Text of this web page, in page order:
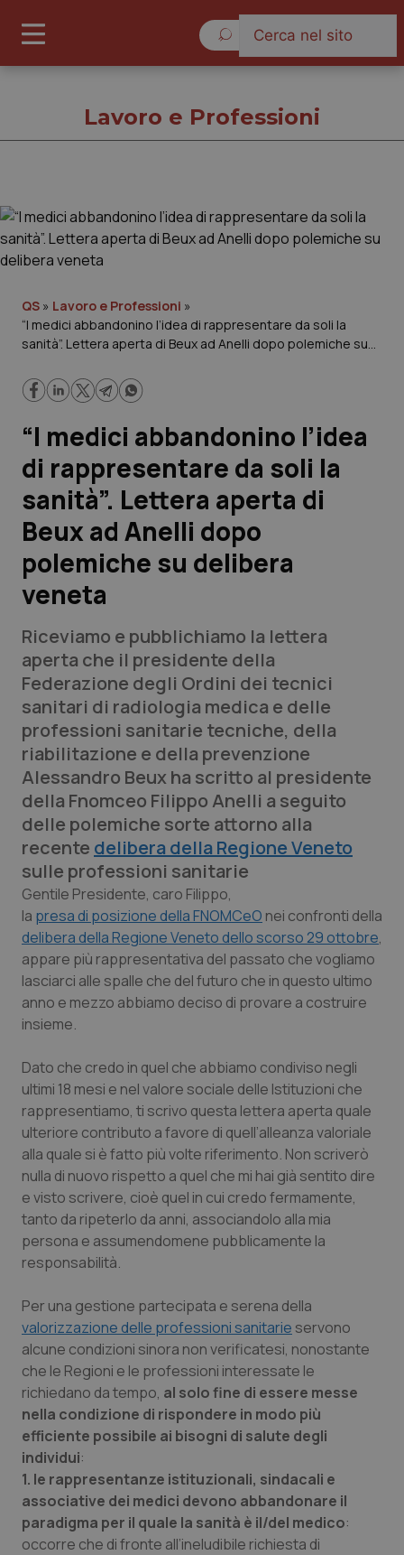
Cronache
Governo e Parlamento
Regioni e Asl
Lavoro e Professioni
Scienza e Farmaci
Studi e Analisi
Lettere al direttore
Edizioni Regionali
QS Pro
Professionisti Sanitari.AI
Abruzzo
Basilicata
Calabria
Campania
Emilia-Romagna
Friuli Venezia Giulia
Lazio
Liguria
Lombardia
Marche
Molise
Piemonte
Provincia Autonoma di Trento
Puglia
Sardegna
Sicilia
Toscana
QS Pro Gold
Artrite & artrosi
Asma & BPCO
Car-T
Colesterolo & coronaropatie
Dermatite Atopica
Diabete & glucometri
Disturbi dell’umore
Dolore
Donna & Salute
Epatiti
HIV
Ipertensione & Scompenso
Malattie rare
Malattia di Crohn & Rettocolite Ulcerosa
Neuroscienze & patologie neurodegenerative
Obesità
QS Club Newsletter
Lavoro e Professioni
QS » Lavoro e Professioni »
“I medici abbandonino l’idea di rappresentare da soli la
sanità”. Lettera aperta di Beux ad Anelli dopo polemiche su
“I medici abbandonino l’idea
di rappresentare da soli la
sanità”. Lettera aperta di
Beux ad Anelli dopo
polemiche su delibera
veneta
Riceviamo e pubblichiamo la lettera
aperta che il presidente della
Federazione degli Ordini dei tecnici
sanitari di radiologia medica e delle
professioni sanitarie tecniche, della
riabilitazione e della prevenzione
Alessandro Beux ha scritto al presidente
della Fnomceo Filippo Anelli a seguito
delle polemiche sorte attorno alla
recente delibera della Regione Veneto
sulle professioni sanitarie
Gentile Presidente, caro Filippo,
la presa di posizione della FNOMCeO nei confronti della
delibera della Regione Veneto dello scorso 29 ottobre,
appare più rappresentativa del passato che vogliamo
lasciarci alle spalle che del futuro che in questo ultimo
anno e mezzo abbiamo deciso di provare a costruire
insieme.
Dato che credo in quel che abbiamo condiviso negli
ultimi 18 mesi e nel valore sociale delle Istituzioni che
rappresentiamo, ti scrivo questa lettera aperta quale
ulteriore contributo a favore di quell’alleanza valoriale
alla quale si è fatto più volte riferimento. Non scriverò
nulla di nuovo rispetto a quel che mi hai già sentito dire
e visto scrivere, cioè quel in cui credo fermamente,
tanto da ripeterlo da anni, associandolo alla mia
persona e assumendomene pubblicamente la
responsabilità.
Per una gestione partecipata e serena della
valorizzazione delle professioni sanitarie servono
alcune condizioni sinora non verificatesi, nonostante
che le Regioni e le professioni interessate le
richiedano da tempo, al solo fine di essere messe
nella condizione di rispondere in modo più
efficiente possibile ai bisogni di salute degli
individui:
1. le rappresentanze istituzionali, sindacali e
associative dei medici devono abbandonare il
paradigma per il quale la sanità è il/del medico:
occorre che di fronte all’ineludibile richiesta di